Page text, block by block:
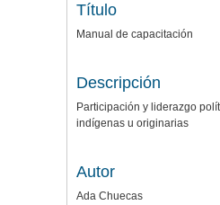
Título
Manual de capacitación
Descripción
Participación y liderazgo
indígenas u originarias
Autor
Ada Chuecas